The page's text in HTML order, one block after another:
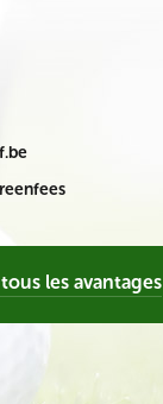
les avantages